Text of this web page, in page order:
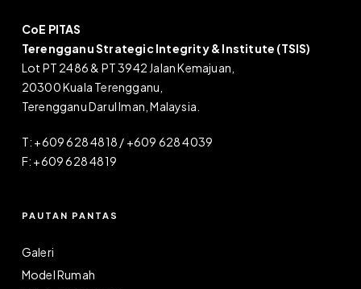
CoE PITAS
Terengganu Strategic Integrity & Institute (TSIS)
Lot PT 2486 & PT 3942 Jalan Kemajuan,
20300 Kuala Terengganu,
Terengganu Darul Iman, Malaysia.
T: +609 628 4818 / +609 628 4039
F: +609 628 4819
PAUTAN PANTAS
Galeri
Model Rumah